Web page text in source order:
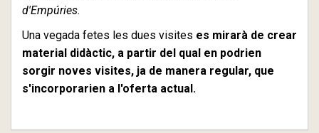
d'Empúries.
Una vegada fetes les dues visites es mirarà de crear
material didàctic, a partir del qual en podrien
sorgir noves visites, ja de manera regular, que
s'incorporarien a l'oferta actual.